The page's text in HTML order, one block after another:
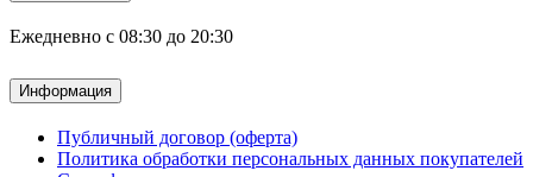
Ежедневно с 08:30 до 20:30
Информация
Публичный договор (оферта)
Политика обработки персональных данных покупателей